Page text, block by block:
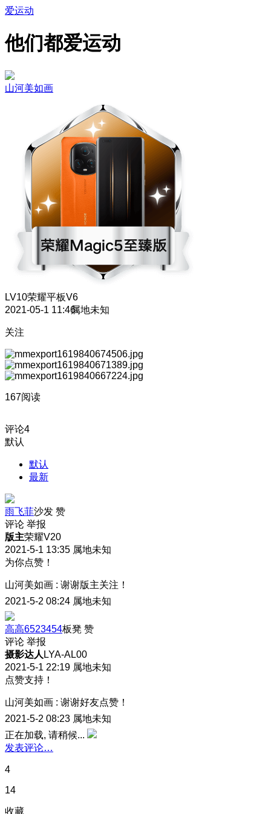
爱运动
他们都爱运动
山河美如画
LV10荣耀平板V6
2021-05-1 11:46属地未知
关注
167阅读
评论4
默认
默认
最新
雨飞菲沙发 赞
评论 举报
版主荣耀V20
2021-5-1 13:35 属地未知
为你点赞！
山河美如画 : 谢谢版主关注！
2021-5-2 08:24 属地未知
高高6523454板凳 赞
评论 举报
摄影达人 LYA-AL00
2021-5-1 22:19 属地未知
点赞支持！
山河美如画 : 谢谢好友点赞！
2021-5-2 08:23 属地未知
正在加载, 请稍候...
发表评论…
4
14
收藏